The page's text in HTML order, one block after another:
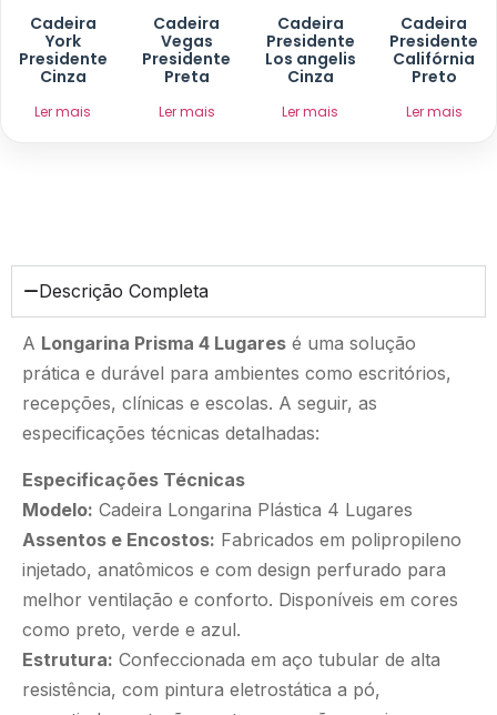
Cadeira
York
Presidente
Cinza
Ler mais
Cadeira
Vegas
Presidente
Preta
Ler mais
Cadeira
Presidente
Los angelis
Cinza
Ler mais
Cadeira
Presidente
Califórnia
Preto
Ler mais
Descrição Completa
​A Longarina Prisma 4 Lugares é uma solução
prática e durável para ambientes como escritórios,
recepções, clínicas e escolas. A seguir, as
especificações técnicas detalhadas:​
Especificações Técnicas
Modelo: Cadeira Longarina Plástica 4 Lugares
Assentos e Encostos: Fabricados em polipropileno
injetado, anatômicos e com design perfurado para
melhor ventilação e conforto. Disponíveis em cores
como preto, verde e azul.​
Estrutura: Confeccionada em aço tubular de alta
resistência, com pintura eletrostática a pó,